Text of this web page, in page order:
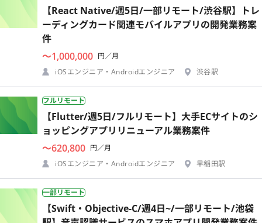
【React Native/週5日/一部リモート/渋谷駅】トレ
ーディングカード関連モバイルアプリの開発業務案
件
〜1,000,000 円／月
iOSエンジニア・Androidエンジニア
渋谷駅
フルリモート
【Flutter/週5日/フルリモート】大手ECサイトのシ
ョッピングアプリリニューアル業務案件
〜620,800 円／月
iOSエンジニア・Androidエンジニア
早稲田駅
一部リモート
【Swift・Objective-C/週4日~/一部リモート/池袋